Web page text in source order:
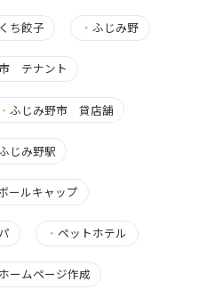
ち餃子 ・ふじみ野
テナント
・ふじみ野市 貸店舗
じみ野駅
ールキャップ
・ペットホテル
ホームページ作成